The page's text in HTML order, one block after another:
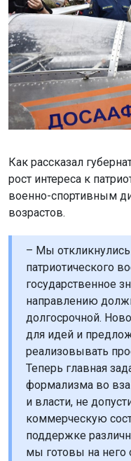
Как рассказал
рост интереса к
военно-спортивным
возрастов.
– Мы откликнулись
патриотического
государственное
направлению
долгосрочной.
для идей и
реализовывать
Теперь главная
формализма во
и власти, не
коммерческую
поддержке
мы готовы на него